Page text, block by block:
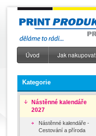
Hlavní menu
Úvod Jak nakupovat
Kategorie
Nástěnné kalendáře
2027
Nástěnné kalendáře -
Cestování a příroda